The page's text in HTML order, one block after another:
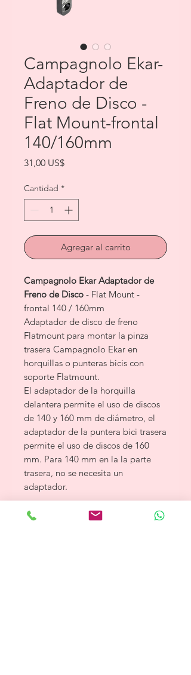
Campagnolo Ekar-
Adaptador de
Freno de Disco -
Flat Mount-frontal
140/160mm
31,00 US$Precio
Cantidad *
Agregar al carrito
Campagnolo Ekar Adaptador de
Freno de Disco - Flat Mount -
frontal 140 / 160mm
Adaptador de disco de freno
Flatmount para montar la pinza
trasera Campagnolo Ekar en
horquillas o punteras bicis con
soporte Flatmount.
El adaptador de la horquilla
delantera permite el uso de discos
de 140 y 160 mm de diámetro, el
adaptador de la puntera bici trasera
permite el uso de discos de 160
mm. Para 140 mm en la la parte
trasera, no se necesita un
adaptador.
1 adaptador con tornillos